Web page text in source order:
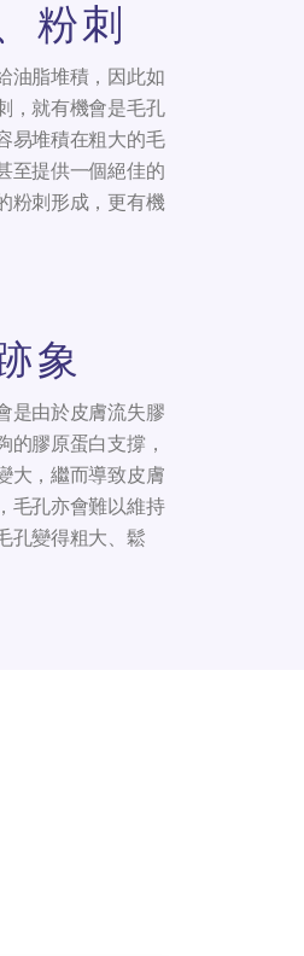
粉刺
油脂堆積，因此如
，就有機會是毛孔
易堆積在粗大的毛
至提供一個絕佳的
粉刺形成，更有機
象
是由於皮膚流失膠
的膠原蛋白支撐，
大，繼而導致皮膚
毛孔亦會難以維持
孔變得粗大、鬆